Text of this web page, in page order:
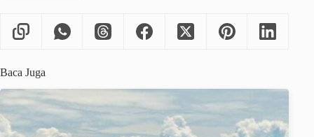
Baca Juga